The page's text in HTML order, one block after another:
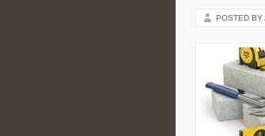
POSTED BY